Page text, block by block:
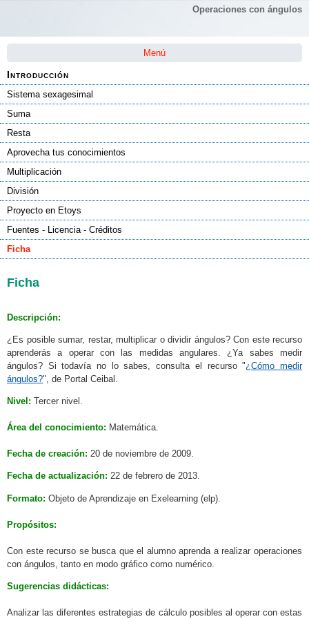
Saltar la navegación
Operaciones con ángulos
Menú
Introducción
Sistema sexagesimal
Suma
Resta
Aprovecha tus conocimientos
Multiplicación
División
Proyecto en Etoys
Fuentes - Licencia - Créditos
Ficha
Ficha
Descripción:
¿Es posible sumar, restar, multiplicar o dividir ángulos? Con este recurso
aprenderás a operar con las medidas angulares. ¿Ya sabes medir
ángulos? Si todavía no lo sabes, consulta el recurso "¿Cómo medir
ángulos?", de Portal Ceibal.
Nivel: Tercer nivel.
Área del conocimiento: Matemática.
Fecha de creación: 20 de noviembre de 2009.
Fecha de actualización: 22 de febrero de 2013.
Formato: Objeto de Aprendizaje en Exelearning (elp).
Propósitos:
Con este recurso se busca que el alumno aprenda a realizar operaciones
con ángulos, tanto en modo gráfico como numérico.
Sugerencias didácticas:
Analizar las diferentes estrategias de cálculo posibles al operar con estas